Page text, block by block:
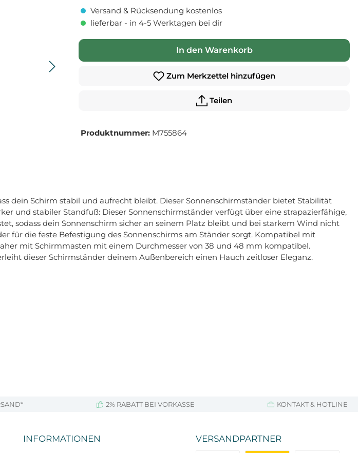
Versand & Rücksendung kostenlos
lieferbar - in 4-5 Werktagen bei dir
In den Warenkorb
Zum Merkzettel hinzufügen
Teilen
Produktnummer: M755864
dein Schirm stabil und aufrecht bleibt. Dieser Sonnenschirmständer bietet Stabilität
und stabiler Standfuß: Dieser Sonnenschirmständer verfügt über eine strapazierfähige,
sodass dein Sonnenschirm sicher an seinem Platz bleibt und bei starkem Wind nicht
für die feste Befestigung des Sonnenschirms am Ständer sorgt. Kompatibel mit
mit Schirmmasten mit einem Durchmesser von 38 und 48 mm kompatibel.
dieser Schirmständer deinem Außenbereich einen Hauch zeitloser Eleganz.
2% RABATT BEI VORKASSE KONTAKT & HOTLINE
INFORMATIONEN VERSANDPARTNER